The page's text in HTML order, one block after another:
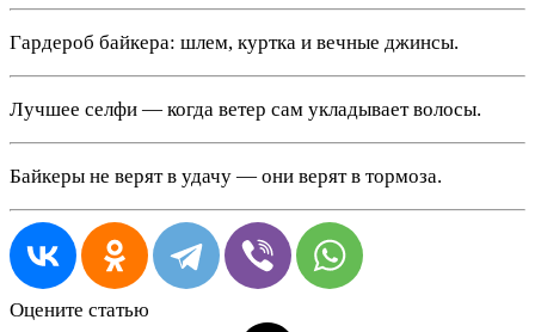
Гардероб байкера: шлем, куртка и вечные джинсы.
Лучшее селфи — когда ветер сам укладывает волосы.
Байкеры не верят в удачу — они верят в тормоза.
Оцените статью